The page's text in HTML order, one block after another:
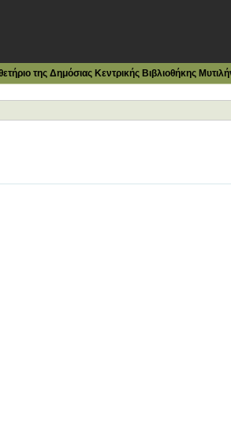
της Δημόσιας Κεντρικής Βιβλιοθήκης